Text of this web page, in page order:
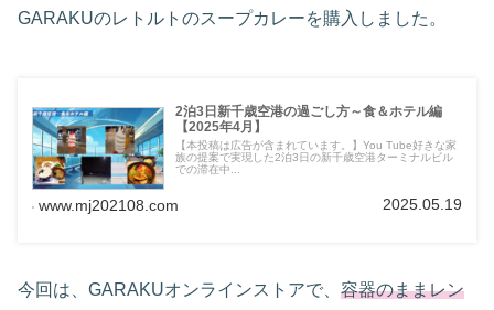
GARAKUのレトルトのスープカレーを購入しました。
2泊3日新千歳空港の過ごし方～食＆ホテル編
【2025年4月】
【本投稿は広告が含まれています。】You Tube好きな家
族の提案で実現した2泊3日の新千歳空港ターミナルビル
での滞在中...
www.mj202108.com 2025.05.19
今回は、GARAKUオンラインストアで、 容器のままレン